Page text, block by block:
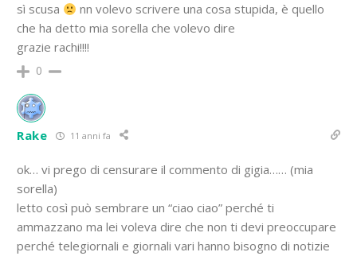
sì scusa
nn volevo scrivere una cosa stupida, è quello
che ha detto mia sorella che volevo dire
grazie rachi!!!!
0
Rake 11 anni fa
ok… vi prego di censurare il commento di gigia…… (mia
sorella)
letto così può sembrare un “ciao ciao” perché ti
ammazzano ma lei voleva dire che non ti devi preoccupare
perché telegiornali e giornali vari hanno bisogno di notizie